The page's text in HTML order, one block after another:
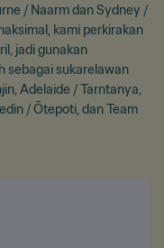
/ Naarm dan Sydney /
kami perkirakan
jadi gunakan
sebagai sukarelawan
Adelaide / Tarntanya,
/ Ōtepoti, dan Team